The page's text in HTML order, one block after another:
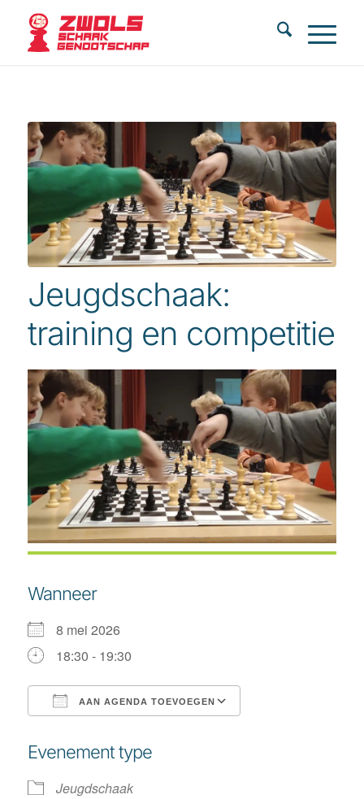
Jeugdschaak:
training en competitie
Wanneer
8 mei 2026
18:30 - 19:30
AAN AGENDA TOEVOEGEN
Evenement type
Jeugdschaak